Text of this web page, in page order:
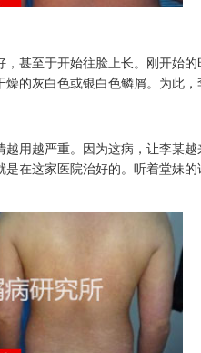
甚至于开始往脸上长。刚开始
的灰白色或银白色鳞屑。为此，
用越严重。因为这病，让李某
在这家医院治好的。听着堂妹